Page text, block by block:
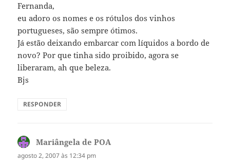
Fernanda,
eu adoro os nomes e os rótulos dos vinhos
portugueses, são sempre ótimos.
Já estão deixando embarcar com líquidos a bordo de
novo? Por que tinha sido proibido, agora se
liberaram, ah que beleza.
Bjs
RESPONDER
Mariângela de POAdisse:
agosto 2, 2007 às 12:34 pm